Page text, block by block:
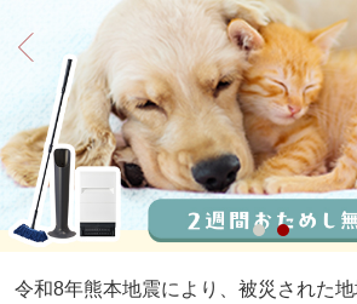
令和8年熊本地震により、被災された